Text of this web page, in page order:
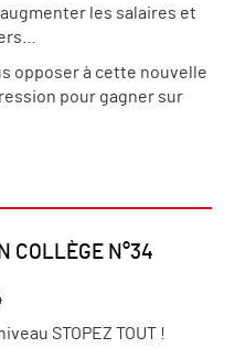
les salaires et
opposer à cette nouvelle
pour gagner sur
COLLÈGE N°34
STOPEZ TOUT !